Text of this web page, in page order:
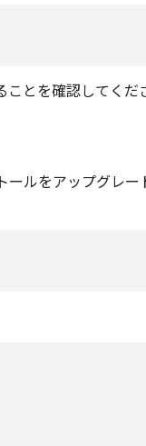
とを確認してくだ
ールをアップグレー